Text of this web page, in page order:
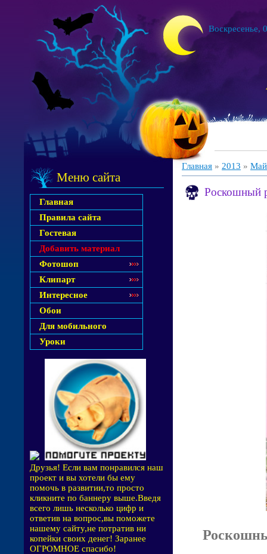
Воскресенье,
Меню сайта
Главная
Правила сайта
Гостевая
Добавить материал
Фотошоп
Клипарт
Интересное
Обои
Для мобильного
Уроки
Друзья! Если вам понравился наш
проект и вы хотели бы ему
помочь в развитии,то просто
кликните по баннеру выше.Введя
всего лишь несколько цифр и
ответив на вопрос,вы поможете
нашему сайту,не потратив ни
копейки своих денег! Заранее
ОГРОМНОЕ спасибо!
Главная » 2013 » Май
Роскошный